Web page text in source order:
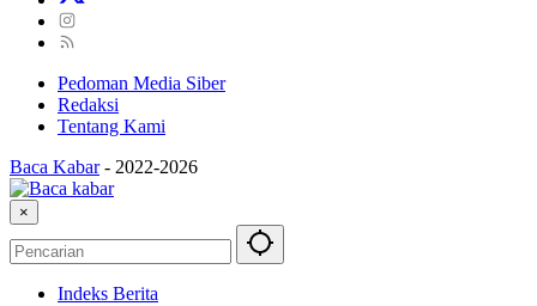
Pedoman Media Siber
Redaksi
Tentang Kami
Baca Kabar - 2022-2026
×
Indeks Berita